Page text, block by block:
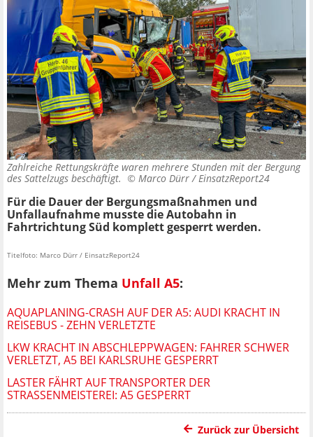
Zahlreiche Rettungskräfte waren mehrere Stunden mit der Bergung
des Sattelzugs beschäftigt. © Marco Dürr / EinsatzReport24
Für die Dauer der Bergungsmaßnahmen und
Unfallaufnahme musste die Autobahn in
Fahrtrichtung Süd komplett gesperrt werden.
Titelfoto: Marco Dürr / EinsatzReport24
Mehr zum Thema Unfall A5:
AQUAPLANING-CRASH AUF DER A5: AUDI KRACHT IN
REISEBUS - ZEHN VERLETZTE
LKW KRACHT IN ABSCHLEPPWAGEN: FAHRER SCHWER
VERLETZT, A5 BEI KARLSRUHE GESPERRT
LASTER FÄHRT AUF TRANSPORTER DER
STRASSENMEISTEREI: A5 GESPERRT
Zurück zur Übersicht